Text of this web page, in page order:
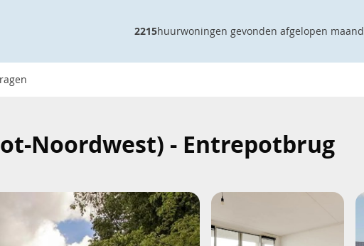
2215huurwoningen gevonden afgelopen maand
Noordwest) - Entrepotbrug